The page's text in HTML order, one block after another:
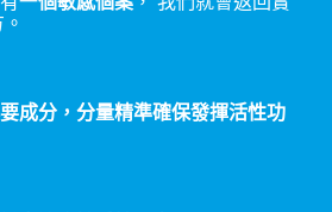
成分，分量精準確保發揮活性功